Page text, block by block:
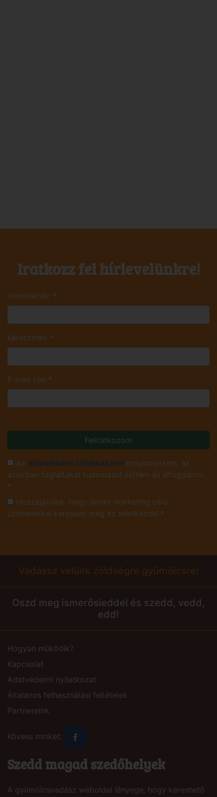
Iratkozz fel hírlevelünkre!
Vezetéknév *
Keresztnév *
E-mail cím *
Feliratkozom
Az adatvédelmi nyilatkozatot megismertem, az
azokban foglaltakat tudomásul vettem és elfogadom.
*
Hozzájárulok, hogy direkt marketing célú
üzenetekkel keressen meg az adatkezelő.*
Vadássz velünk zöldségre gyümölcsre!
Oszd meg ismerősieddel és szedd, vedd,
edd!
Hogyan működik?
Kapcsolat
Adatvédelmi nyilatkozat
Általános felhasználási feltételek
Partnereink
Kövess minket:
Szedd magad szedőhelyek
A gyümölcsvadász weboldal lényege, hogy kereshető